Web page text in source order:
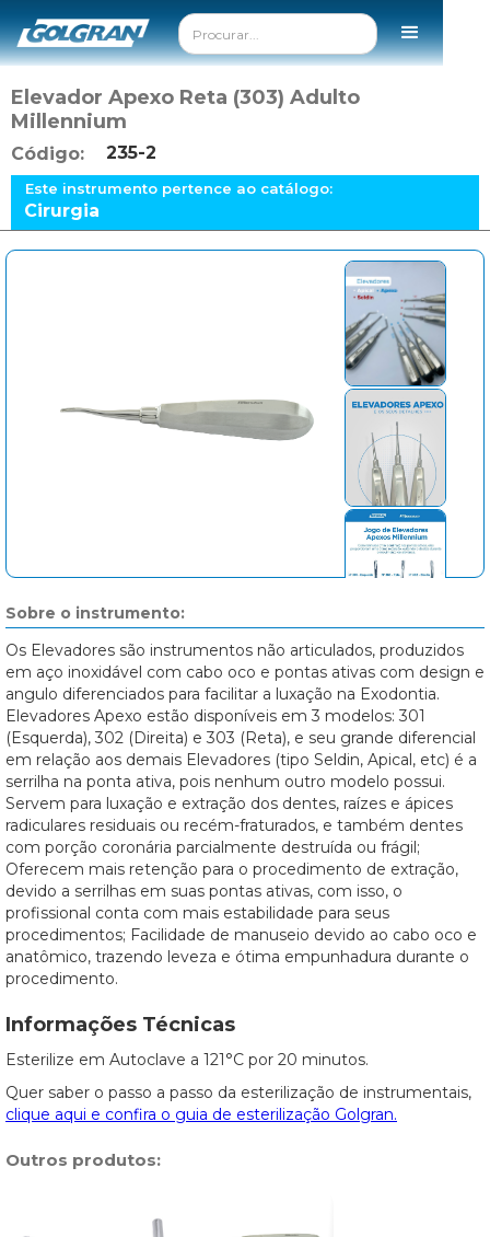
Elevador Apexo Reta (303) Adulto
Millennium
Código: 235-2
Este instrumento pertence ao catálogo:
Cirurgia
Sobre o instrumento:
Os Elevadores são instrumentos não articulados, produzidos
em aço inoxidável com cabo oco e pontas ativas com design e
angulo diferenciados para facilitar a luxação na Exodontia.
Elevadores Apexo estão disponíveis em 3 modelos: 301
(Esquerda), 302 (Direita) e 303 (Reta), e seu grande diferencial
em relação aos demais Elevadores (tipo Seldin, Apical, etc) é a
serrilha na ponta ativa, pois nenhum outro modelo possui.
Servem para luxação e extração dos dentes, raízes e ápices
radiculares residuais ou recém-fraturados, e também dentes
com porção coronária parcialmente destruída ou frágil;
Oferecem mais retenção para o procedimento de extração,
devido a serrilhas em suas pontas ativas, com isso, o
profissional conta com mais estabilidade para seus
procedimentos; Facilidade de manuseio devido ao cabo oco e
anatômico, trazendo leveza e ótima empunhadura durante o
procedimento.
Informações Técnicas
Esterilize em Autoclave a 121°C por 20 minutos.
Quer saber o passo a passo da esterilização de instrumentais,
clique aqui e confira o guia de esterilização Golgran.
Outros produtos: